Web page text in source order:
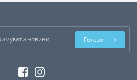
Готово